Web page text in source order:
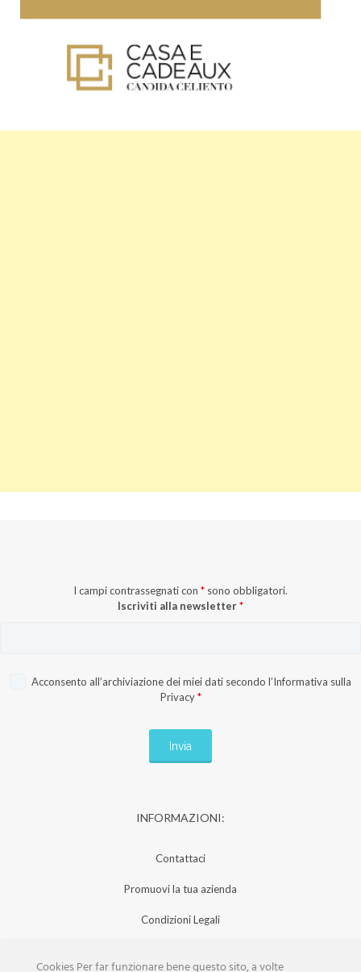
I campi contrassegnati con * sono obbligatori.
Iscriviti alla newsletter*
Acconsento all’archiviazione dei miei dati secondo l’Informativa sulla
Privacy *
INFORMAZIONI:
Contattaci
Promuovi la tua azienda
Condizioni Legali
Cookies Per far funzionare bene questo sito, a volte